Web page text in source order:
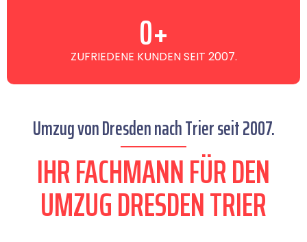
ZUFRIEDENE KUNDEN SEIT 2007.
0+
Umzug von Dresden nach Trier seit 2007.
IHR FACHMANN FÜR DEN
UMZUG DRESDEN TRIER